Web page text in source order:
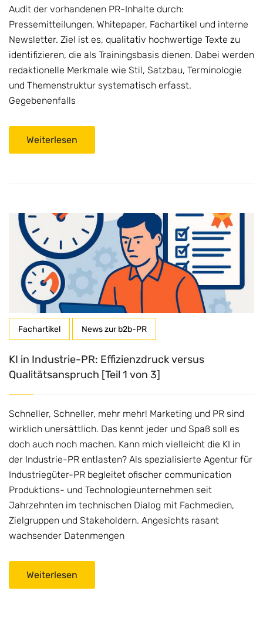
Audit der vorhandenen PR-Inhalte durch:
Pressemitteilungen, Whitepaper, Fachartikel und interne
Newsletter. Ziel ist es, qualitativ hochwertige Texte zu
identifizieren, die als Trainingsbasis dienen. Dabei werden
redaktionelle Merkmale wie Stil, Satzbau, Terminologie
und Themenstruktur systematisch erfasst.
Gegebenenfalls
Weiterlesen
Fachartikel News zur b2b-PR
KI in Industrie-PR: Effizienzdruck versus
Qualitätsanspruch [Teil 1 von 3]
Schneller, Schneller, mehr mehr! Marketing und PR sind
wirklich unersättlich. Das kennt jeder und Spaß soll es
doch auch noch machen. Kann mich vielleicht die KI in
der Industrie-PR entlasten? Als spezialisierte Agentur für
Industriegüter-PR begleitet ofischer communication
Produktions- und Technologieunternehmen seit
Jahrzehnten im technischen Dialog mit Fachmedien,
Zielgruppen und Stakeholdern. Angesichts rasant
wachsender Datenmengen
Weiterlesen